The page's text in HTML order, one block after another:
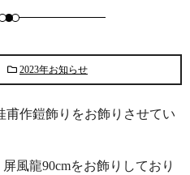
2023年お知らせ
甫作鎧飾りをお飾りさせてい
風龍90cmをお飾りしており